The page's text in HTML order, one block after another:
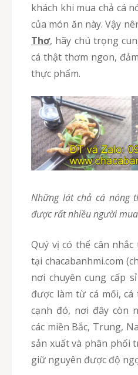
khách khi mua chả cá
của món ăn này. Vậy
Thơ, hãy chú trọng
cá thật thơm ngon,
thực phẩm.
Những lát chả cá nóng thơm ngon sẽ hấp dẫn
được rất nhiều người
Quý vị có thể cân nhắc thêm về nguồn hàng
tại chacabanhmi.com
nơi chuyên cung cấp
được làm từ cá mối, cá
cạnh đó, nơi đây còn
các miền Bắc, Trung,
sản xuất và phân phối
giữ nguyên được độ